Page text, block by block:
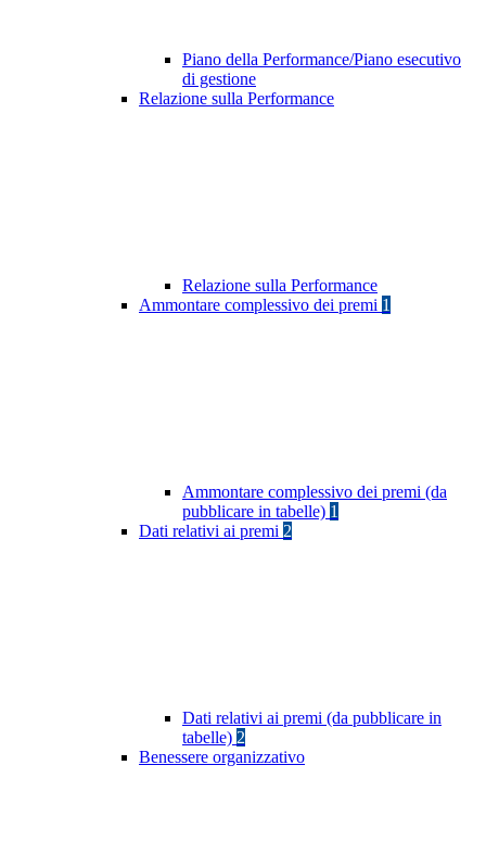
Piano della Performance/Piano esecutivo
di gestione
Relazione sulla Performance
Relazione sulla Performance
Ammontare complessivo dei premi 1
Ammontare complessivo dei premi (da
pubblicare in tabelle) 1
Dati relativi ai premi 2
Dati relativi ai premi (da pubblicare in
tabelle) 2
Benessere organizzativo